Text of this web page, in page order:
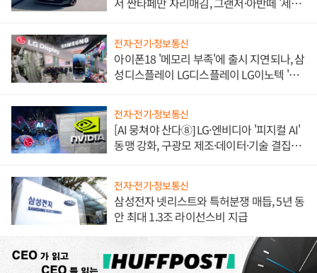
전자·전기·정보통신
아이폰18 '메모리 부족'에 출시 지연되나, 삼
성디스플레이 LG디스플레이 LG이노텍 '탈
전자·전기·정보통신
[AI 뭉쳐야 산다⑧] LG·엔비디아 '피지컬 AI'
동맹 강화, 구광모 제조·데이터·기술 결집
전자·전기·정보통신
삼성전자 넷리스트와 특허분쟁 매듭, 5년 동
안 최대 1.3조 라이선스비 지급